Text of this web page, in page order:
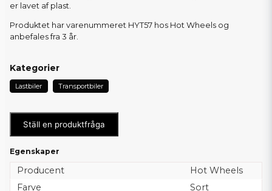
er lavet af plast.
Produktet har varenummeret HYT57 hos Hot Wheels og
anbefales fra 3 år.
Kategorier
Lastbiler Transportbiler
Ställ en produktfråga
Egenskaper
Producent
Hot Wheels
Farve
Sort